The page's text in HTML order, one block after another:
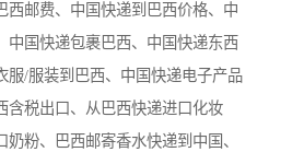
西邮费、中国快递到巴西价格、中
中国快递包裹巴西、中国快递东西
服/服装到巴西、中国快递电子产品
含税出口、从巴西快递进口化妆
奶粉、巴西邮寄香水快递到中国、